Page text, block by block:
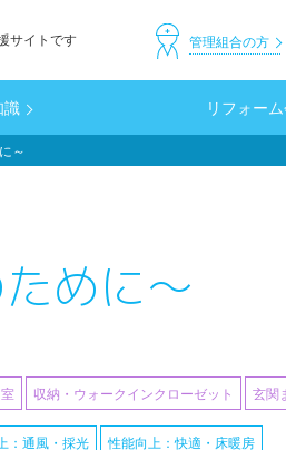
サイトです 管理組合の方
識 リフォー
～
めに～
：通風・採光 性能向上：快適・床暖房
収納・ウォークインクローゼット 玄関